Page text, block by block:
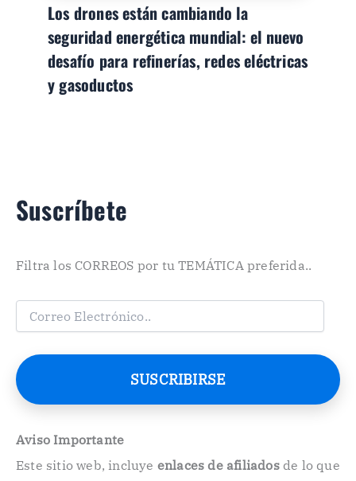
Los drones están cambiando la
seguridad energética mundial: el nuevo
desafío para refinerías, redes eléctricas
y gasoductos
Suscríbete
Filtra los CORREOS por tu TEMÁTICA preferida..
C
e
o
e
t
SUSCRIBIRSE
Aviso Importante
Este sitio web, incluye enlaces de afiliadosde lo que